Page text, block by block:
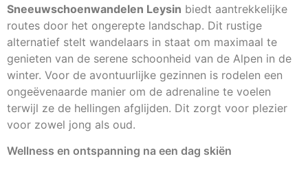
Sneeuwschoenwandelen Leysin biedt aantrekkelijke
routes door het ongerepte landschap. Dit rustige
alternatief stelt wandelaars in staat om maximaal te
genieten van de serene schoonheid van de Alpen in de
winter. Voor de avontuurlijke gezinnen is rodelen een
ongeëvenaarde manier om de adrenaline te voelen
terwijl ze de hellingen afglijden. Dit zorgt voor plezier
voor zowel jong als oud.
Wellness en ontspanning na een dag skiën